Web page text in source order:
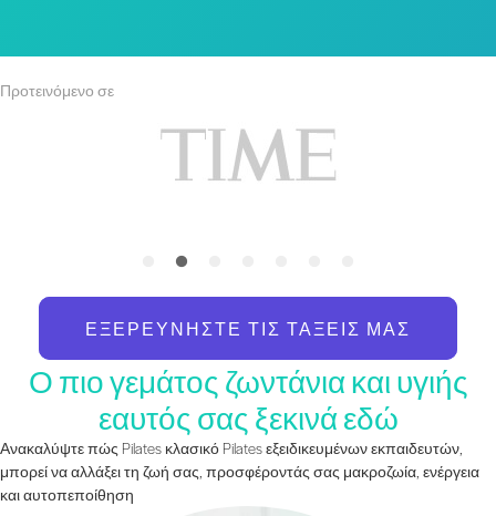
Προτεινόμενο σε
ΕΞΕΡΕΥΝΉΣΤΕ ΤΙΣ ΤΆΞΕΙΣ ΜΑΣ
Ο πιο γεμάτος ζωντάνια και υγιής
εαυτός σας ξεκινά εδώ
Ανακαλύψτε πώς Pilates κλασικό Pilates εξειδικευμένων εκπαιδευτών,
μπορεί να αλλάξει τη ζωή σας, προσφέροντάς σας μακροζωία, ενέργεια
και αυτοπεποίθηση